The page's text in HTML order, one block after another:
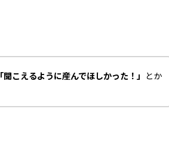
「聞こえるように産んでほしかった！」 とか